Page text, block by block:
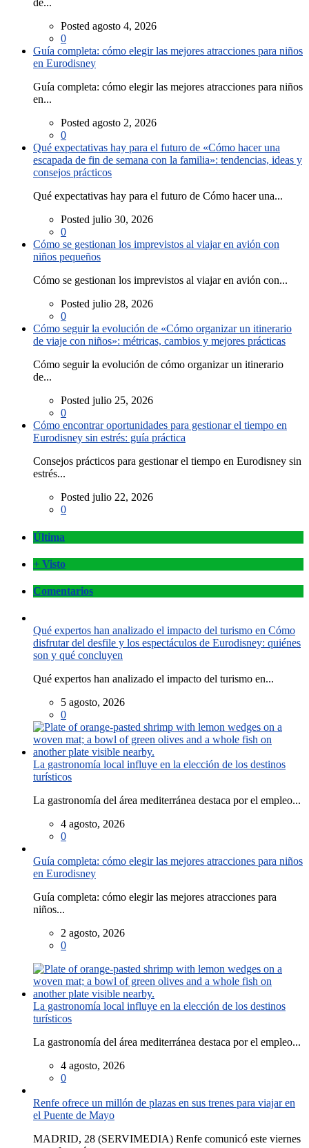
de...
Posted agosto 4, 2026
0
Guía completa: cómo elegir las mejores atracciones para niños
en Eurodisney
Guía completa: cómo elegir las mejores atracciones para niños
en...
Posted agosto 2, 2026
0
Qué expectativas hay para el futuro de «Cómo hacer una
escapada de fin de semana con la familia»: tendencias, ideas y
consejos prácticos
Qué expectativas hay para el futuro de Cómo hacer una...
Posted julio 30, 2026
0
Cómo se gestionan los imprevistos al viajar en avión con
niños pequeños
Cómo se gestionan los imprevistos al viajar en avión con...
Posted julio 28, 2026
0
Cómo seguir la evolución de «Cómo organizar un itinerario
de viaje con niños»: métricas, cambios y mejores prácticas
Cómo seguir la evolución de cómo organizar un itinerario
de...
Posted julio 25, 2026
0
Cómo encontrar oportunidades para gestionar el tiempo en
Eurodisney sin estrés: guía práctica
Consejos prácticos para gestionar el tiempo en Eurodisney sin
estrés...
Posted julio 22, 2026
0
Última
+ Visto
Comentarios
Qué expertos han analizado el impacto del turismo en Cómo
disfrutar del desfile y los espectáculos de Eurodisney: quiénes
son y qué concluyen
Qué expertos han analizado el impacto del turismo en...
5 agosto, 2026
0
La gastronomía local influye en la elección de los destinos
turísticos
La gastronomía del área mediterránea destaca por el empleo...
4 agosto, 2026
0
Guía completa: cómo elegir las mejores atracciones para niños
en Eurodisney
Guía completa: cómo elegir las mejores atracciones para
niños...
2 agosto, 2026
0
La gastronomía local influye en la elección de los destinos
turísticos
La gastronomía del área mediterránea destaca por el empleo...
4 agosto, 2026
0
Renfe ofrece un millón de plazas en sus trenes para viajar en
el Puente de Mayo
MADRID, 28 (SERVIMEDIA) Renfe comunicó este viernes